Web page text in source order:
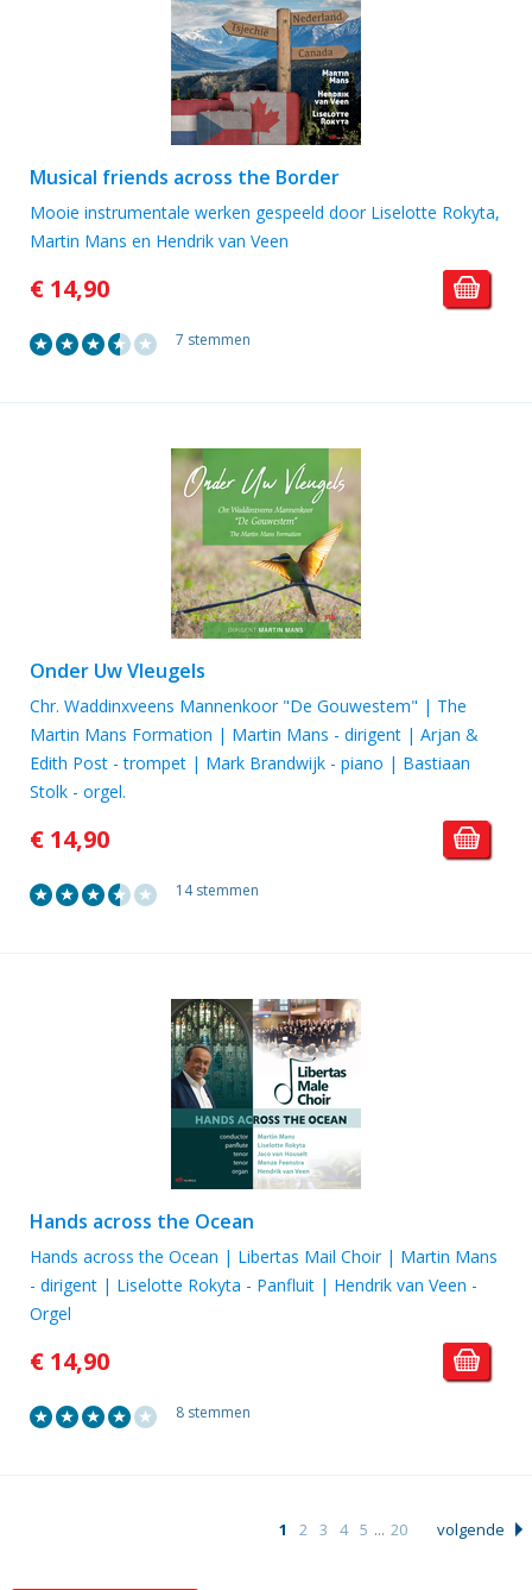
Musical friends across the Border
Mooie instrumentale werken gespeeld door Liselotte Rokyta,
Martin Mans en Hendrik van Veen
€ 14,90
7 stemmen
Onder Uw Vleugels
Chr. Waddinxveens Mannenkoor "De Gouwestem" | The
Martin Mans Formation | Martin Mans - dirigent | Arjan &
Edith Post - trompet | Mark Brandwijk - piano | Bastiaan
Stolk - orgel.
€ 14,90
14 stemmen
Hands across the Ocean
Hands across the Ocean | Libertas Mail Choir | Martin Mans
- dirigent | Liselotte Rokyta - Panfluit | Hendrik van Veen -
Orgel
€ 14,90
8 stemmen
1 2 3 4 5 ... 20 volgende